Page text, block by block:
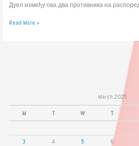
Дуел између ова два противника на
Read More »
March 2025
M T W T
3
4 5 6